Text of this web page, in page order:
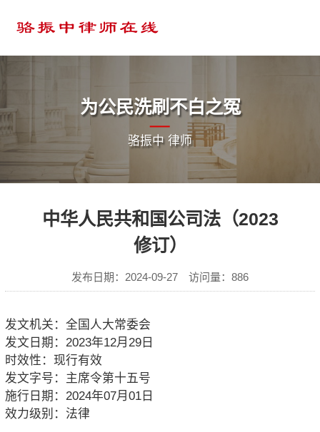
为公民洗刷不白之冤
骆振中 律师
中华人民共和国公司法（2023
修订）
发布日期：2024-09-27 访问量：886
发文机关： 全国人大常委会
发文日期： 2023年12月29日
时效性： 现行有效
发文字号： 主席令第十五号
施行日期： 2024年07月01日
效力级别： 法律